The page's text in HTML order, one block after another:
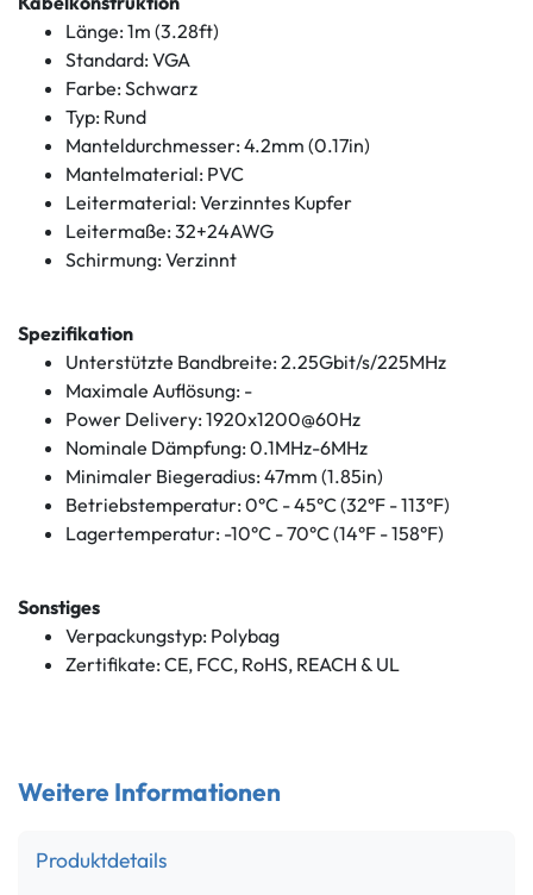
Länge: 1m (3.28ft)
Standard: VGA
Farbe: Schwarz
Typ: Rund
Manteldurchmesser: 4.2mm (0.17in)
Mantelmaterial: PVC
Leitermaterial: Verzinntes Kupfer
Leitermaße: 32+24AWG
Schirmung: Verzinnt
Spezifikation
Unterstützte Bandbreite: 2.25Gbit/s/225MHz
Maximale Auflösung: -
Power Delivery: 1920x1200@60Hz
Nominale Dämpfung: 0.1MHz-6MHz
Minimaler Biegeradius: 47mm (1.85in)
Betriebstemperatur: 0°C - 45°C (32°F - 113°F)
Lagertemperatur: -10°C - 70°C (14°F - 158°F)
Sonstiges
Verpackungstyp: Polybag
Zertifikate: CE, FCC, RoHS, REACH & UL
Weitere Informationen
Produktdetails